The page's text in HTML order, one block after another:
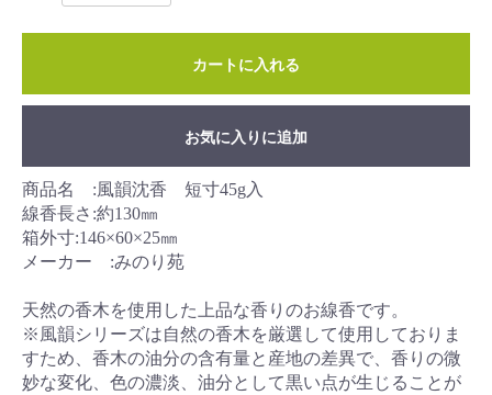
カートに入れる
お気に入りに追加
商品名 :風韻沈香 短寸45g入
線香長さ:約130㎜
箱外寸:146×60×25㎜
メーカー :みのり苑
天然の香木を使用した上品な香りのお線香です。
※風韻シリーズは自然の香木を厳選して使用しておりま
すため、香木の油分の含有量と産地の差異で、香りの微
妙な変化、色の濃淡、油分として黒い点が生じることが